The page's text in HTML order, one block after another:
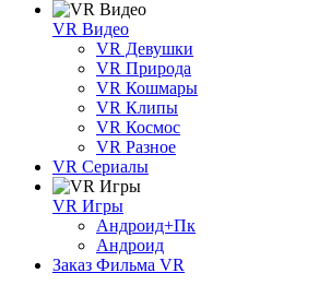
VR Видео
VR Девушки
VR Природа
VR Кошмары
VR Клипы
VR Космос
VR Разное
VR Сериалы
VR Игры
Андроид+Пк
Андроид
Заказ Фильма VR